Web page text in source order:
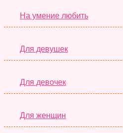
На умение любить
Для девушек
Для девочек
Для женщин